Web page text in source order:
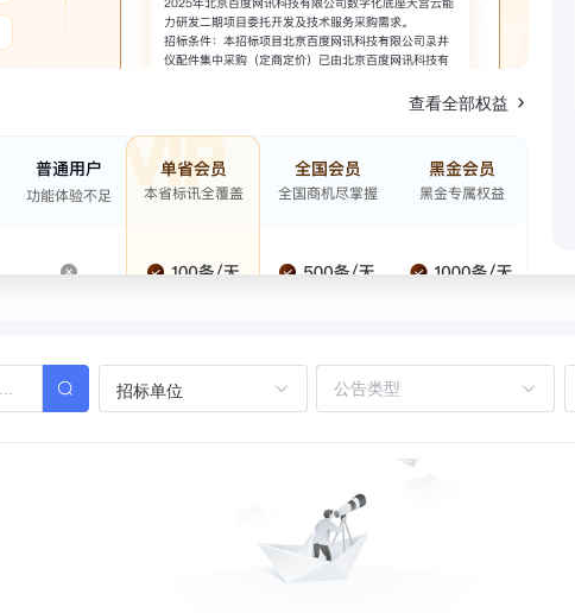
查看全部权益
招标单位